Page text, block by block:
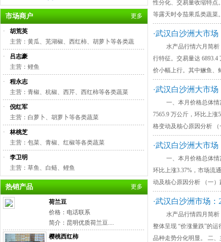
市场商户 更多
·
胡荒英
主营：黄瓜、芜湖椒、西红柿、胡萝卜等各类蔬
·
吕志豪
主营：鲤鱼
·
程永志
主营：青椒、杭椒、西芹、西红柿等各类蔬菜
·
倪红军
主营：白萝卜、胡萝卜等各类蔬菜
·
林桃芝
主营：包菜、青椒、红椒等各类蔬菜
·
李卫明
主营：草鱼、白鲢、鲤鱼
热销产品 更多
荷兰豆
价格：电话联系
简介：昆明优质荷兰豆....
樱桃西红柿
性分化、交易量收缩特点
等露天时令茄果瓜类蔬
·武汉白沙洲大市
水产品行情六月简析 一
行特征。交易量达
价小幅上行。其中鳜鱼
·武汉白沙洲大市
一、本月价格总体情况
7565.9 万公斤，环比上
格变动及核心原因分析
·武汉白沙洲大市
一、本月价格总体情况
环比上涨3.37%，市场流
动及核心原因分析 （一
·武汉白沙洲市场
水产品行情四月简析 花
整体呈现 “价涨量跌”的
品种走势分化明显。 二